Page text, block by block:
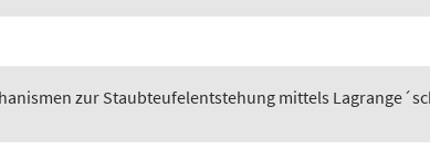
zur Staubteufelentstehung mittels